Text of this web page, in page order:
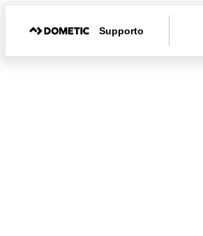
Supporto